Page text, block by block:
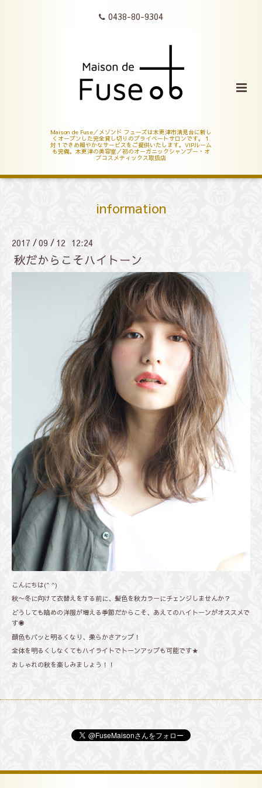
0438-80-9304
Maison de Fuse／メゾンド フューズは木更津市清見台に新し
くオープンした完全貸し切りのプライベートサロンです。１
対１できめ細やかなサービスをご提供いたします。VIPルーム
も完備。木更津の美容室／初のオーガニックシャンプー・オ
ブコスメティックス取扱店
information
2017 /09 / 12 12:24
秋だからこそハイトーン
こんにちは(^ ^)
秋〜冬に向けて衣替えをする前に、髪色を秋カラーにチェンジしませんか？
どうしても暗めの洋服が増える季節だからこそ、あえてのハイトーンがオススメで
す◉
顔色もパッと明るくなり、柔らかさアップ！
全体を明るくしなくてもハイライトでトーンアップも可能です★
おしゃれの秋を楽しみましょう！！